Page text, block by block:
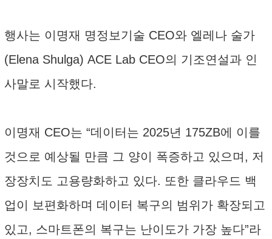
행사는 이명재 명정보기술 CEO와 엘레나 술가
(Elena Shulga) ACE Lab CEO의 기조연설과 인
사말로 시작했다.
이명재 CEO는 “데이터는 2025년 175ZB에 이를
것으로 예상될 만큼 그 양이 폭증하고 있으며, 저
장장치도 고용량화하고 있다. 또한 클라우드 백
업이 보편화하며 데이터 복구의 범위가 확장되고
있고, 스마트폰의 복구는 난이도가 가장 높다”라